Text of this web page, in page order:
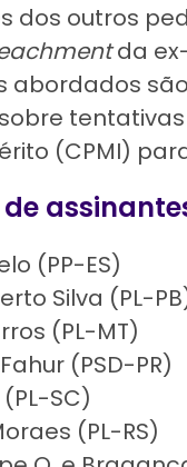
dos outros
da
abordados
(CPMI)
(PP-ES)
Silva (PL-
(PL-MT)
(PSD-PR)
SC)
(PL-RS)